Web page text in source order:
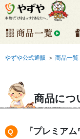
やずや公式通販 ＞ 商品一覧
商品につ
『プレミア